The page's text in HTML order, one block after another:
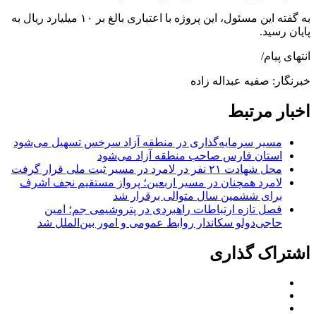
به گفته این مسئول، این پروژه با اعتباری بالغ بر ۱۰ میلیارد ریال به
پایان رسید.
انتهای پیام/
خبرنگار: صفیه عبداله زاده
اخبار مرتبط
مسیر سرمایه‌گذاری در منطقه آزاد سرخس تسهیل می‌شود
استان فارس صاحب منطقه آزاد می‌شود
محل شهادت ۲۱ نفر در لامرد در مسیر ثبت ملی قرار گرفت
لامرد همچنان در مسیر اربعین؛ پرواز مستقیم نجف اشرف
برای ششمین سال متوالی برقرار شد
فصل تازه ارتباطات راهبردی در پتروشیمی جم؛ امین
حاجی‌دولو سکاندار روابط عمومی و امور بین‌الملل شد
اشتراک گذاری